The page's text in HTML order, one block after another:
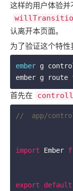
这样的用户体验
认离开本页面。
为了验证这个特性
ember g
ember g route
首先在
//  app/
import Ember
export default